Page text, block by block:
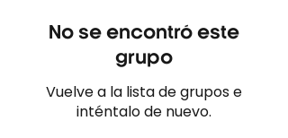
No se encontró este
grupo
Vuelve a la lista de grupos e
inténtalo de nuevo.